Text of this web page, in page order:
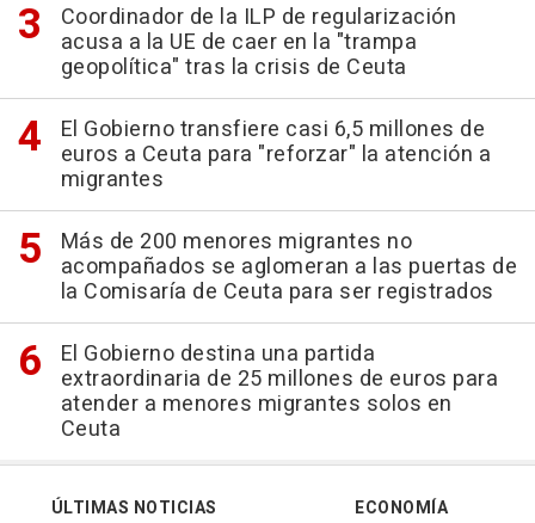
Coordinador de la ILP de regularización
acusa a la UE de caer en la "trampa
geopolítica" tras la crisis de Ceuta
El Gobierno transfiere casi 6,5 millones de
euros a Ceuta para "reforzar" la atención a
migrantes
Más de 200 menores migrantes no
acompañados se aglomeran a las puertas de
la Comisaría de Ceuta para ser registrados
El Gobierno destina una partida
extraordinaria de 25 millones de euros para
atender a menores migrantes solos en
Ceuta
ÚLTIMAS NOTICIAS
ECONOMÍA